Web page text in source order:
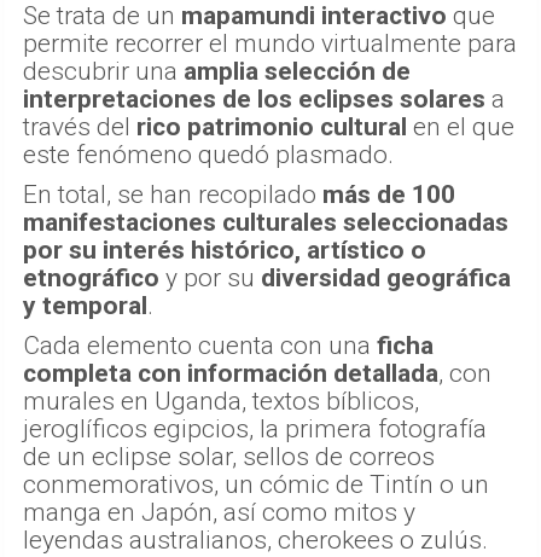
Se trata de un mapamundi interactivo que
permite recorrer el mundo virtualmente para
descubrir una amplia selección de
interpretaciones de los eclipses solares a
través del rico patrimonio cultural en el que
este fenómeno quedó plasmado.
En total, se han recopilado más de 100
manifestaciones culturales seleccionadas
por su interés histórico, artístico o
etnográfico y por su diversidad geográfica
y temporal.
Cada elemento cuenta con una ficha
completa con información detallada, con
murales en Uganda, textos bíblicos,
jeroglíficos egipcios, la primera fotografía
de un eclipse solar, sellos de correos
conmemorativos, un cómic de Tintín o un
manga en Japón, así como mitos y
leyendas australianos, cherokees o zulús.